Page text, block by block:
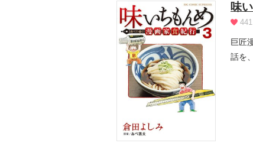
味
441
巨匠
話を